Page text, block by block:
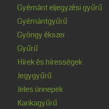
Gyémánt eljegyzési gyűrű
Gyémántgyűrű
Gyöngy ékszer
Gyűrű
Hírek és hírességek
Jegygyűrű
Jeles ünnepek
Karikagyűrű